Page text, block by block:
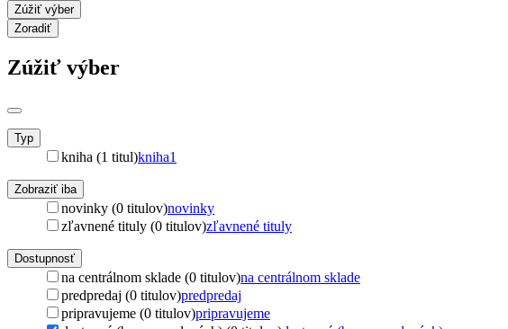
Zúžiť výber
Zoradiť
Zúžiť výber
Typ
kniha (1 titul)kniha1
Zobraziť iba
novinky (0 titulov)novinky
zľavnené tituly (0 titulov)zľavnené tituly
Dostupnosť
na centrálnom sklade (0 titulov)na centrálnom sklade
predpredaj (0 titulov)predpredaj
pripravujeme (0 titulov)pripravujeme